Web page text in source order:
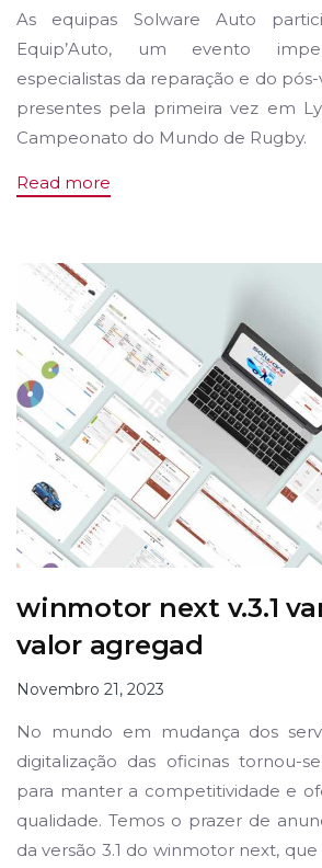
As equipas Solware Auto
Equip’Auto, um evento
especialistas da reparação e do
presentes pela primeira vez em
Campeonato do Mundo de Rugby.
Read more
winmotor next v.3.1
valor agregad
Novembro 21, 2023
No mundo em mudança dos
digitalização das oficinas tornou-
para manter a competitividade e
qualidade. Temos o prazer de
da versão 3.1 do winmotor next,